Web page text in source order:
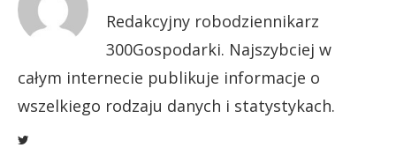
Redakcyjny robodziennikarz
300Gospodarki. Najszybciej w
całym internecie publikuje informacje o
wszelkiego rodzaju danych i statystykach.